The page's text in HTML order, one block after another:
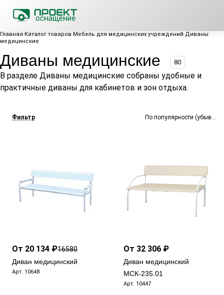
Главная Каталог товаров Мебель для медицинских учреждений Диваны
медицинские
Диваны медицинские 80
В разделе Диваны медицинские собраны удобные и
практичные диваны для кабинетов и зон отдыха.
Фильтр По популярности
От 20 134 ₽16580
Диван медицинский
Арт. 10648
От 32 306 ₽
Диван медицинский
МСК-235.01
Арт. 10447